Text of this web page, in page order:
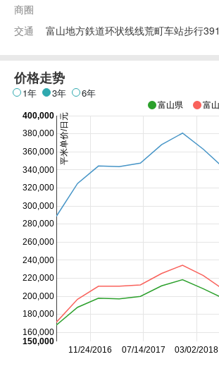
商圈
交通
富山地方鉄道环状线线荒町车站步行
价格走势
1年 3年 6年
11/24/2016 07/14/2017 03/02/2018
160,000
180,000
200,000
220,000
240,000
260,000
280,000
300,000
320,000
340,000
360,000
380,000
150,000
400,000
富山県 富
平米单价/日元